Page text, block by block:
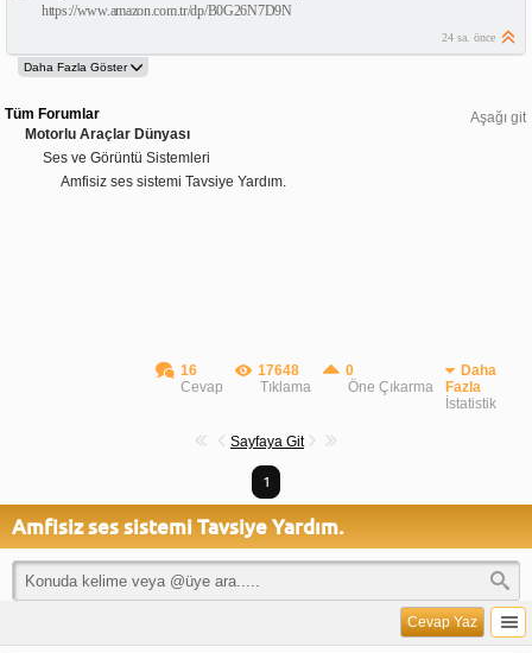
https://www.amazon.com.tr/dp/B0G26N7D9N
24 sa. önce
Aşağı git
Tüm Forumlar
Motorlu Araçlar Dünyası
Ses ve Görüntü Sistemleri
Amfisiz ses sistemi Tavsiye Yardım.
16
Cevap
17648
Tıklama
0
Öne Çıkarma
Daha
Fazla
İstatistik
Sayfaya Git
1
Amfisiz ses sistemi Tavsiye Yardım.
Cevap Yaz